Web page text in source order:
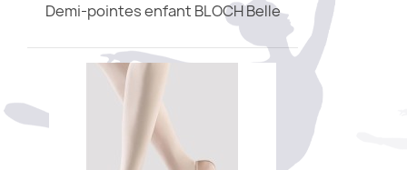
Demi-pointes enfant BLOCH Belle